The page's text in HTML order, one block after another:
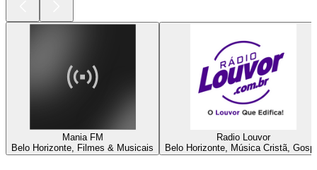
Mania FM
Belo Horizonte, Filmes & Musicais
Radio Louvor
Belo Horizonte, Música Cristã,